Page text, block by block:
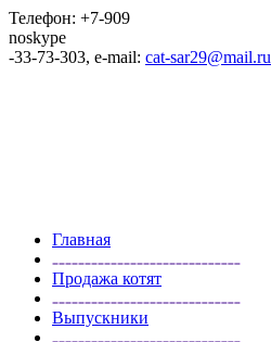
Телефон: +7-909
noskype
-33-73-303, e-mail: cat-sar29@mail.ru
Главная
Продажа котят
Выпускники